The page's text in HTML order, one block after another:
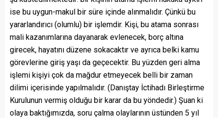
ise bu uygun-makul bir süre içinde alınmalıdır. Çünkü bu
yararlandırıcı (olumlu) bir işlemdir. Kişi, bu atama sonrası
mali kazanımlarına dayanarak evlenecek, borç altına
girecek, hayatını düzene sokacaktır ve ayrıca belki kamu
görevlerine giriş yaşı da geçecektir. Bu yüzden geri alma
işlemi kişiyi çok da mağdur etmeyecek belli bir zaman
dilimi içerisinde yapılmalıdır. (Danıştay İctihadı Birleştirme
Kurulunun vermiş olduğu bir karar da bu yöndedir.) Şuan ki
olaya baktığımızda, soru çalma olaylarının üstünden 5 yıl